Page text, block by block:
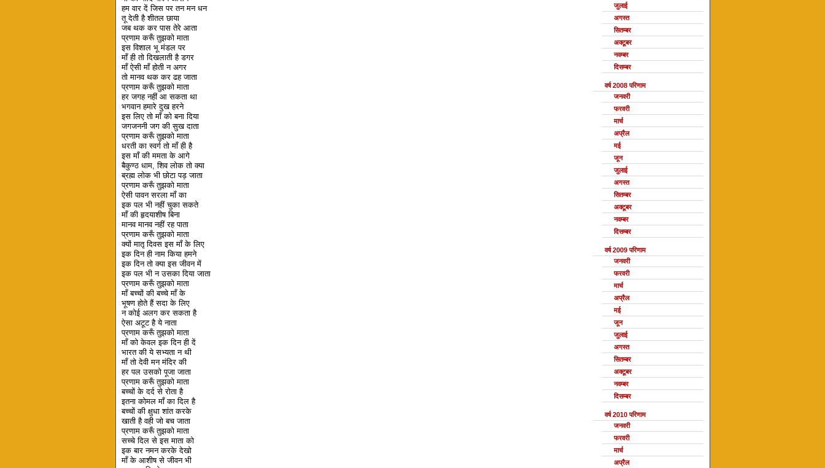
हम वार दें जिस पर तन मन धन
तू देती है शीतल छाया
जब थक कर पास तेरे आता
प्रणाम करूँ तुझको माता
इस विशाल भू मंडल पर
माँ ही तो दिखलाती है डगर
माँ ऐसी माँ होती न अगर
तो मानव थक कर ढह जाता
प्रणाम करूँ तुझको माता
हर जगह नहीं आ सकता था
भगवान हमारे दुख हरने
इस लिए तो माँ को बना दिया
जगजननी जग की सुख दाता
प्रणाम करूँ तुझको माता
धरती का स्वर्ग तो माँ ही है
इस माँ की ममता के आगे
बैकुण्ठ धाम, शिव लोक तो क्या
ब्रह्म लोक भी छोटा पड़ जाता
प्रणाम करूँ तुझको माता
ऐसी पावन सरला माँ का
इक पल भी नहीं चुका सकते
माँ की हृदयाशीष बिना
मानव मानव नहीं रह पाता
प्रणाम करूँ तुझको माता
क्यों मातृ दिवस इस माँ के लिए
इक दिन ही नाम किया हमने
इक दिन तो क्या इस जीवन में
इक पल भी न उसका दिया जाता
प्रणाम करूँ तुझको माता
माँ बच्चों की बच्चे माँ के
भूषण होते हैं सदा के लिए
न कोई अलग कर सकता है
ऐसा अटूट है ये नाता
प्रणाम करूँ तुझको माता
माँ को केवल इक दिन ही दें
भारत की ये सभ्यता न थी
माँ तो देवी मन मंदिर की
हर पल उसको पूजा जाता
प्रणाम करूँ तुझको माता
बच्चों के दर्द से रोता है
इतना कोमल माँ का दिल है
बच्चों की क्षुधा शांत करके
खाती है वही जो बच जाता
प्रणाम करूँ तुझको माता
सच्चे दिल से इस माता को
इक बार नमन करके देखो
माँ के आशीष से जीवन भी
जुलाई
अगस्त
सितम्बर
अक्टूबर
नवम्बर
दिसम्बर
वर्ष 2008 परिणाम
जनवरी
फरवरी
मार्च
अप्रैल
मई
जून
जुलाई
अगस्त
सितम्बर
अक्टूबर
नवम्बर
दिसम्बर
वर्ष 2009 परिणाम
जनवरी
फरवरी
मार्च
अप्रैल
मई
जून
जुलाई
अगस्त
सितम्बर
अक्टूबर
नवम्बर
दिसम्बर
वर्ष 2010 परिणाम
जनवरी
फरवरी
मार्च
अप्रैल